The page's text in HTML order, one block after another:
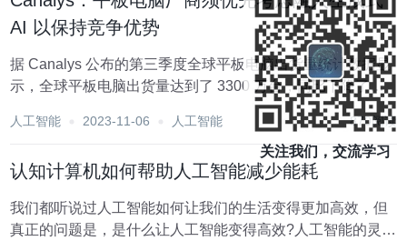
AI 以保持竞争优势
据 Canalys 公布的第三季度全球平板电脑出货量统计数据显
示，全球平板电脑出货量达到了 3300 万台，同比下降了
电脑市场出现了复苏的迹象，新进者在该领域也表现出色。
人工智能 2023-11-06 人工智能 870阅读
认知计算机如何帮助人工智能减少能耗
我们都听说过人工智能如何让我们的生活变得更加高效，但
真正的问题是，是什么让人工智能变得高效?人工智能的灵魂
关注我们，交流学习